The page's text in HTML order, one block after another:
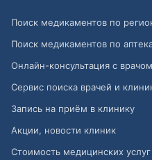
Поиск медикаментов по
Поиск медикаментов по
Онлайн-консультация с врачом
Сервис поиска врачей и
Запись на приём в клинику
Акции, новости клиник
Стоимость медицинских услуг